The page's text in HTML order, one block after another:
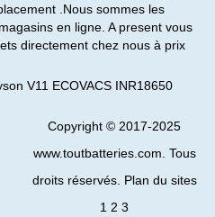
.Nous sommes les
en ligne. A present vous
directement chez nous à prix
V11 ECOVACS INR18650
Copyright © 2017-2025
www.toutbatteries.com. Tous
droits réservés. Plan du sites
1 2 3